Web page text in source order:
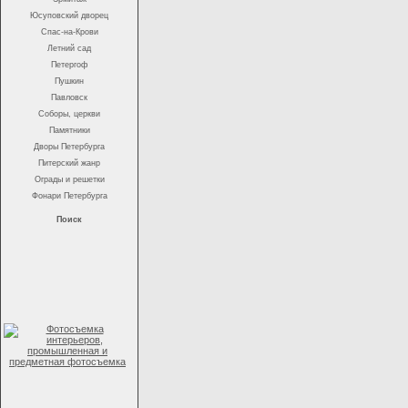
Юсуповский дворец
Спас-на-Крови
Летний сад
Петергоф
Пушкин
Павловск
Соборы, церкви
Памятники
Дворы Петербурга
Питерский жанр
Ограды и решетки
Фонари Петербурга
Поиск